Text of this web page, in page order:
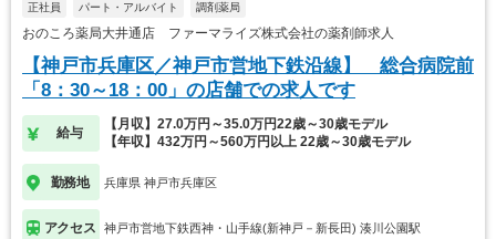
正社員 パート・アルバイト 調剤薬局
おのころ薬局大井通店 ファーマライズ株式会社の薬剤師求人
【神戸市兵庫区／神戸市営地下鉄沿線】 総合病院前
「8：30～18：00」の店舗での求人です
給与
【月収】27.0万円～35.0万円22歳～30歳モデル
【年収】432万円～560万円以上 22歳～30歳モデル
勤務地 兵庫県 神戸市兵庫区
アクセス 神戸市営地下鉄西神・山手線(新神戸－新長田) 湊川公園駅